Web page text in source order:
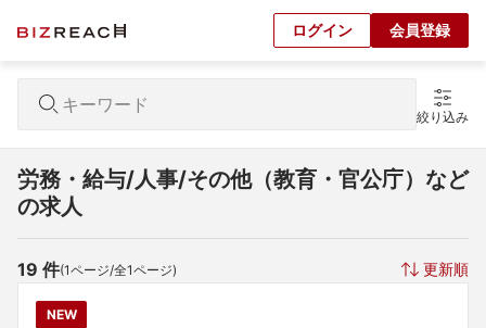
ログイン 会員登録
絞り込み
労務・給与/人事/その他（教育・官公庁）など
の求人
19 件(1ページ/全1ページ) 更新順
NEW